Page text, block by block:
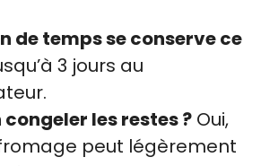
de temps se conserve ce
3 jours au
les restes ? Oui,
peut légèrement